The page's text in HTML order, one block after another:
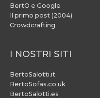
BertO e Google
Il primo post (2004)
Crowdcrafting
I NOSTRI SITI
BertoSalotti.it
BertoSofas.co.uk
BertoSalotti.es